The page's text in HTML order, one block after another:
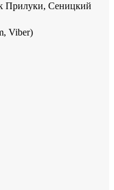
Прилуки, Сеницкий
Viber)